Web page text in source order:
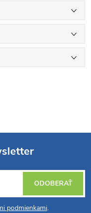
podmienkami.
ODOBERAŤ